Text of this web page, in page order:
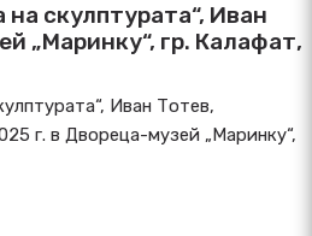
скулптурата“, Иван
„Маринку“, гр. Калафат,
Иван Тотев,
г. в Двореца-музей „Маринку“,